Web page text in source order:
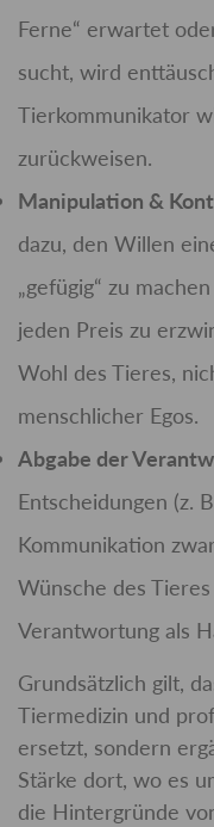
Ferne“ erwartet
sucht, wird
Tierkommunikator
zurückweisen.
Manipulation &
dazu, den Willen
„gefügig“ zu
jeden Preis zu
Wohl des Tieres,
menschlicher Egos.
Abgabe der
Entscheidungen (z.
Kommunikation
Wünsche des
Verantwortung als
Grundsätzlich gilt,
Tiermedizin und
ersetzt, sondern
Stärke dort, wo es
die Hintergründe